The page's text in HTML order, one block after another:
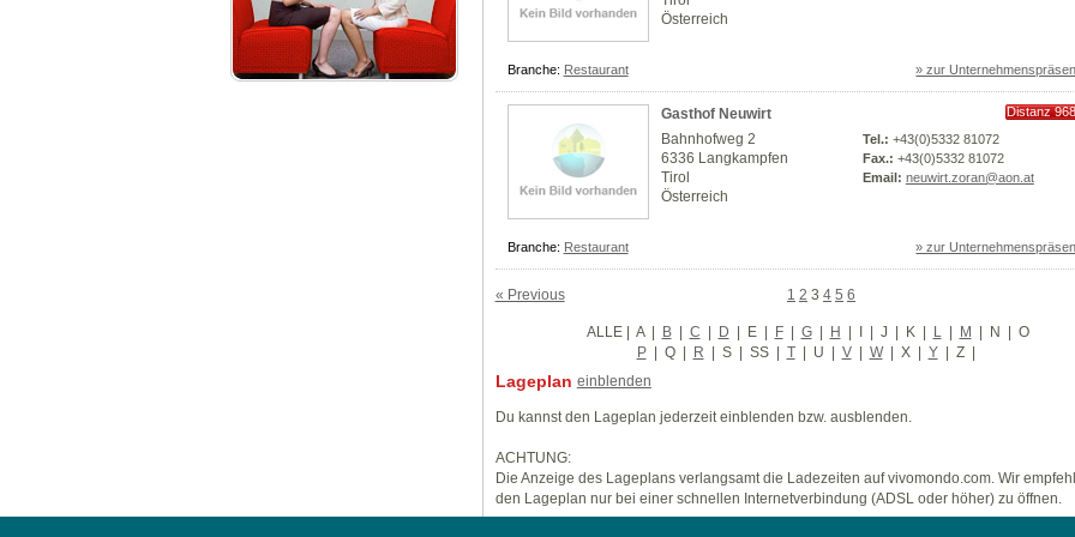
Österreich
Branche: Restaurant » zur
Gasthof Neuwirt
Distanz
Bahnhofweg 2
6336 Langkampfen
Tirol
Österreich
Tel.: +43(0)5332 81072
Fax.: +43(0)5332 81072
Email: neuwirt.zoran@aon.at
Branche: Restaurant » zur
« Previous 1 2 3 4 5 6
ALLE| A | B | C | D | E | F | G | H | I | J | K | L | M | N | O
P | Q | R | S | SS | T | U | V | W | X | Y | Z |
Lageplan einblenden
Du kannst den Lageplan jederzeit einblenden bzw. ausblenden.
ACHTUNG:
Die Anzeige des Lageplans verlangsamt die Ladezeiten auf vivomondo.com. Wir
den Lageplan nur bei einer schnellen Internetverbindung (ADSL oder höher) zu öffnen.